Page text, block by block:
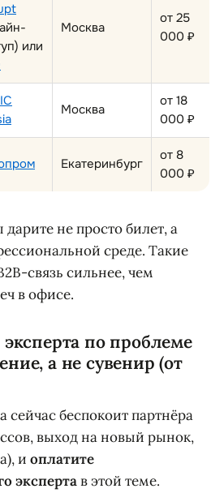
или
Москва
от 25
000 ₽
Москва
от 18
000 ₽
Екатеринбург
от 8
000 ₽
дарите не просто билет, а
среде. Такие
связь сильнее, чем
в офисе.
по проблеме
а не сувенир (от
сейчас беспокоит партнёра
выход на новый рынок,
и оплатите
экспертав этой теме.